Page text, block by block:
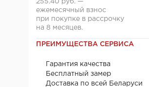
255.40 руб. —
ежемесячный взнос
при покупке в рассрочку
на 8 месяцев.
ПРЕИМУЩЕСТВА СЕРВИСА
Гарантия качества
Бесплатный замер
Доставка по всей Беларуси